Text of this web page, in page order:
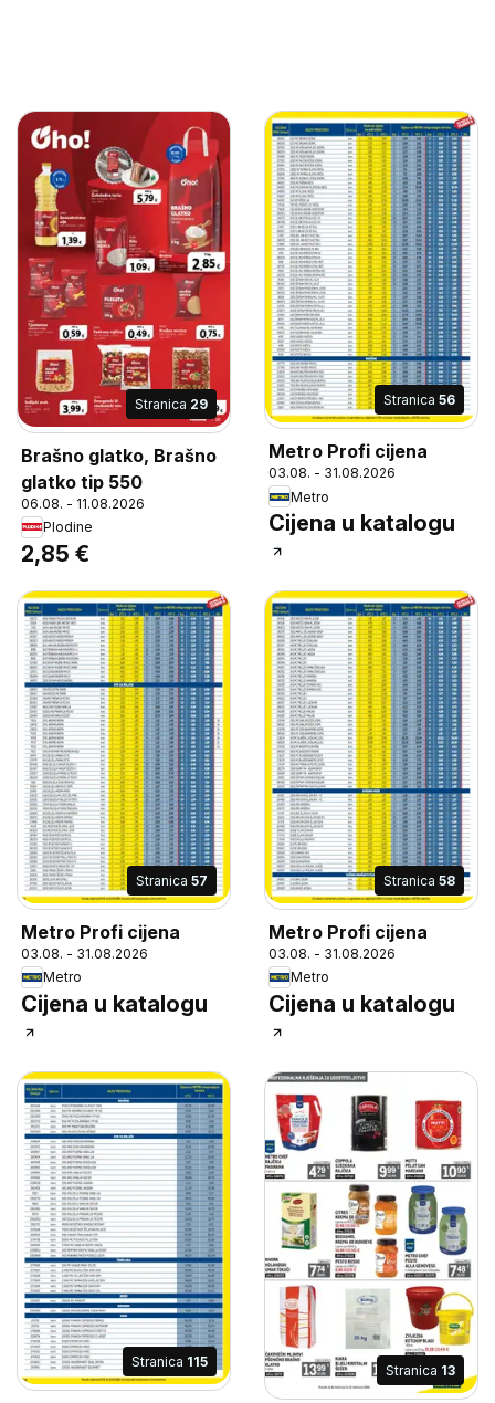
Stranica 29
Brašno glatko, Brašno
glatko tip 550
06.08. - 11.08.2026
Plodine
2,85 €
Stranica 56
Metro Profi cijena
03.08. - 31.08.2026
Metro
Cijena u katalogu
Stranica 57
Metro Profi cijena
03.08. - 31.08.2026
Metro
Cijena u katalogu
Stranica 58
Metro Profi cijena
03.08. - 31.08.2026
Metro
Cijena u katalogu
Stranica 115
Stranica 13